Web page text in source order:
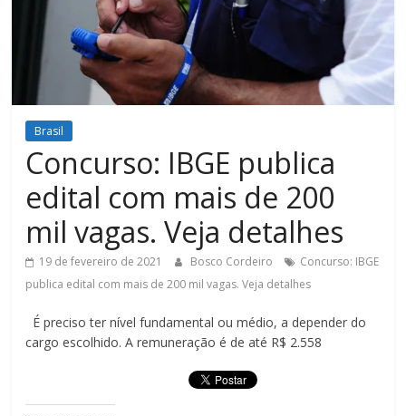
Figueiredo
Brasil
Concurso: IBGE publica
edital com mais de 200
mil vagas. Veja detalhes
19 de fevereiro de 2021 Bosco Cordeiro
Concurso: IBGE
publica edital com mais de 200 mil vagas. Veja detalhes
É preciso ter nível fundamental ou médio, a depender do
cargo escolhido. A remuneração é de até R$ 2.558